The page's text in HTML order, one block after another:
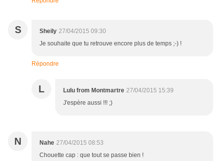
S Sheily 27/04/2015 09:30
Je souhaite que tu retrouve encore plus de temps ;-) !
Répondre
L Lulu from Montmartre 27/04/2015 15:39
J'espère aussi !!! ;)
N Nahe 27/04/2015 08:53
Chouette cap : que tout se passe bien !